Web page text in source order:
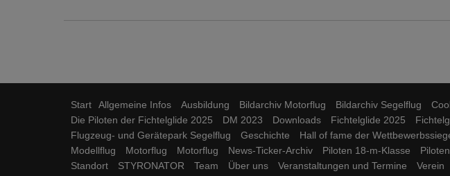
Start Allgemeine Infos Ausbildung Bildarchiv Motorflug Bildarchiv Segelflug
Die Piloten der Fichtelglide 2025
DM 2023 Downloads Fichtelglide 2025
Flugzeug- und Gerätepark Segelflug
Geschichte Hall of fame der
Modellflug
Motorflug Motorflug News-Ticker-Archiv Piloten 18-m-Klasse
Standort
STYRONATOR Team Über uns Veranstaltungen und Termine Verein